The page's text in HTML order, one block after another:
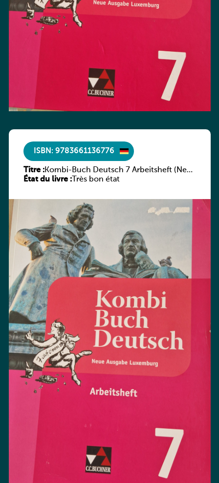
ISBN: 9783661136776
Titre :Kombi-Buch Deutsch 7 Arbeitsheft (Neue
Ausgabe Luxemburg)
État du livre :Très bon état